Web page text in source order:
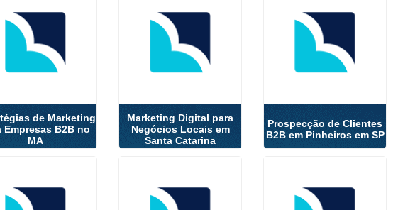
de Marketing
Empresas B2B no
MA
Marketing Digital para
Negócios Locais em
Santa Catarina
Prospecção de Clientes
B2B em Pinheiros em SP